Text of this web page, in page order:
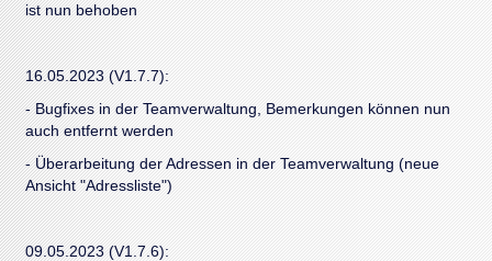
ist nun behoben
16.05.2023 (V1.7.7):
- Bugfixes in der Teamverwaltung, Bemerkungen können nun
auch entfernt werden
- Überarbeitung der Adressen in der Teamverwaltung (neue
Ansicht "Adressliste")
09.05.2023 (V1.7.6):